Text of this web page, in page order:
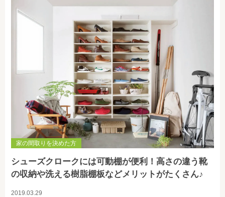
家の間取りを決めた方
シューズクロークには可動棚が便利！高さの違う靴
の収納や洗える樹脂棚板などメリットがたくさん♪
2019.03.29